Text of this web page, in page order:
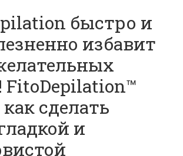
быстро и
избавит
FitoDepilation™
как сделать
и